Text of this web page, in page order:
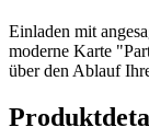
Einladen mit
moderne Karte
über den Ablauf